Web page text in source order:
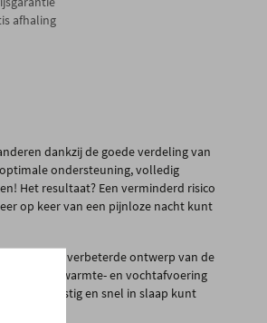
afhaling
dankzij de goede verdeling van
ondersteuning, volledig
Het resultaat? Een verminderd risico
op keer van een pijnloze nacht kunt
want het verbeterde ontwerp van de
snellere warmte- en vochtafvoering
rustig en snel in slaap kunt